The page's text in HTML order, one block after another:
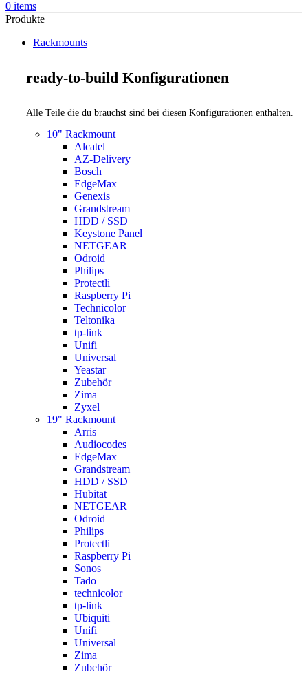
0 items
Produkte
Rackmounts
ready-to-build Konfigurationen
Alle Teile die du brauchst sind bei diesen Konfigurationen enthalten.
10" Rackmount
Alcatel
AZ-Delivery
Bosch
EdgeMax
Genexis
Grandstream
HDD / SSD
Keystone Panel
NETGEAR
Odroid
Philips
Protectli
Raspberry Pi
Technicolor
Teltonika
tp-link
Unifi
Universal
Yeastar
Zubehör
Zima
Zyxel
19" Rackmount
Arris
Audiocodes
EdgeMax
Grandstream
HDD / SSD
Hubitat
NETGEAR
Odroid
Philips
Protectli
Raspberry Pi
Sonos
Tado
technicolor
tp-link
Ubiquiti
Unifi
Universal
Zima
Zubehör